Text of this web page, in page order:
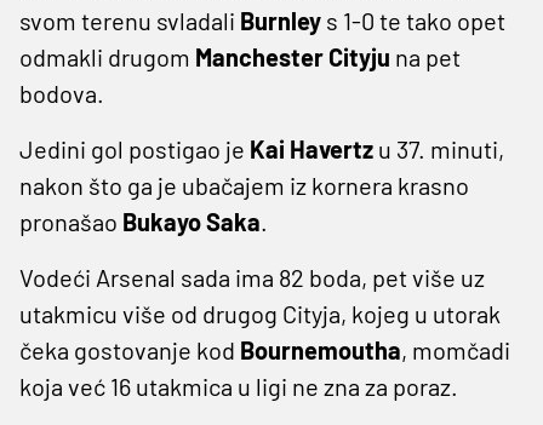
svom terenu svladali Burnley s 1-0 te tako opet
odmakli drugom Manchester Cityju na pet
bodova.
Jedini gol postigao je Kai Havertz u 37. minuti,
nakon što ga je ubačajem iz kornera krasno
pronašao BukayoSaka.
Vodeći Arsenal sada ima 82 boda, pet više uz
utakmicu više od drugog Cityja, kojeg u utorak
čeka gostovanje kod Bournemoutha, momčadi
koja već 16 utakmica u ligi ne zna za poraz.